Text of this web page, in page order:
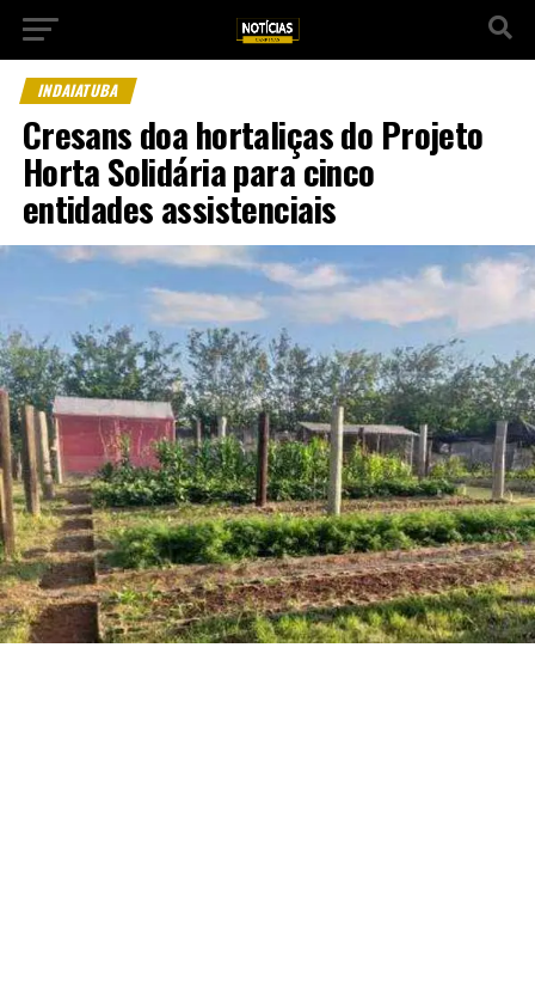
INDAIATUBA
Cresans doa hortaliças do Projeto
Horta Solidária para cinco
entidades assistenciais